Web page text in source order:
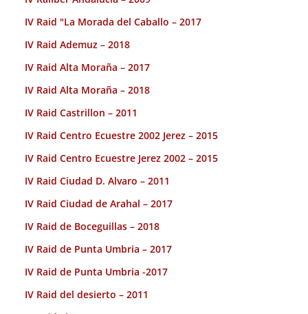
IV Raid "La Morada del Caballo – 2017
IV Raid Ademuz – 2018
IV Raid Alta Moraña – 2017
IV Raid Alta Moraña – 2018
IV Raid Castrillon – 2011
IV Raid Centro Ecuestre 2002 Jerez – 2015
IV Raid Centro Ecuestre Jerez 2002 – 2015
IV Raid Ciudad D. Alvaro – 2011
IV Raid Ciudad de Arahal – 2017
IV Raid de Boceguillas – 2018
IV Raid de Punta Umbria – 2017
IV Raid de Punta Umbria -2017
IV Raid del desierto – 2011